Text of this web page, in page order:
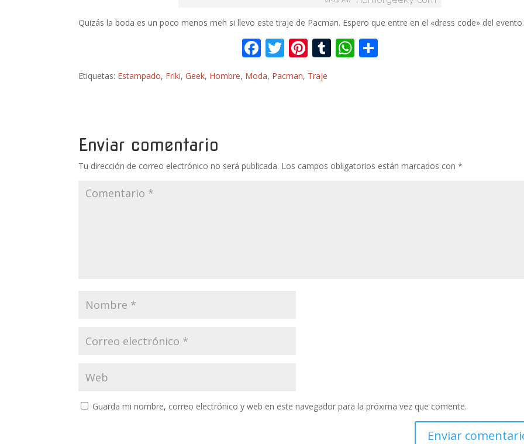
Quizás la boda es un poco menos meh si llevo este traje de Pacman. Espero que entre en el «dress code» del evento.
F
ac
e
k
T
itt
Pi
nt
er
T W
p r
Etiquetas: Estampado, Friki,Geek, Hombre, Moda, Pacman, Traje
Enviar comentario
Tu dirección de correo electrónico no será publicada. Los campos obligatorios están marcados con*
Guarda mi nombre, correo electrónico y web en este navegador para la próxima vez que comente.